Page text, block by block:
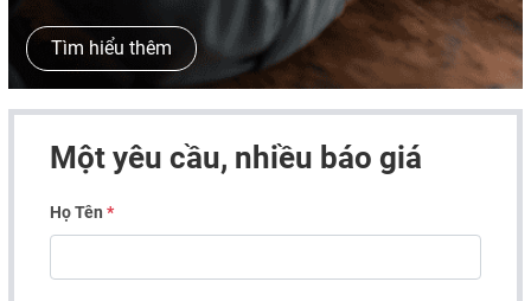
Tìm hiểu thêm
Một yêu cầu, nhiều báo giá
Họ Tên *